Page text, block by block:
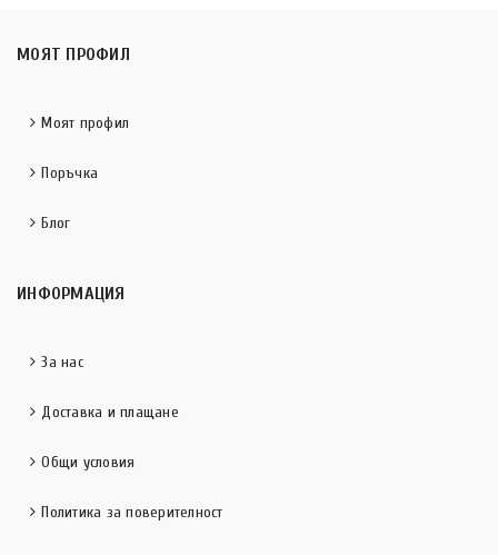
МОЯТ ПРОФИЛ
Моят профил
Поръчка
Блог
ИНФОРМАЦИЯ
За нас
Доставка и плащане
Общи условия
Политика за поверителност